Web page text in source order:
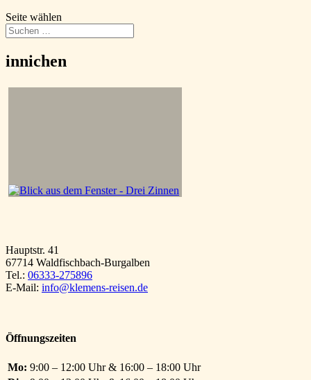
Seite wählen
innichen
Hauptstr. 41
67714 Waldfischbach-Burgalben
Tel.: 06333-275896
E-Mail: info@klemens-reisen.de
Öffnungszeiten
Mo: 9:00 – 12:00 Uhr & 16:00 – 18:00 Uhr